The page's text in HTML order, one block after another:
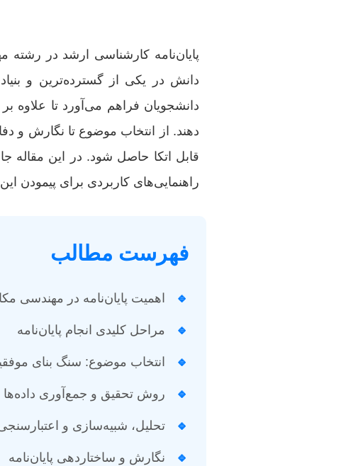
پایان‌نامه کارشناسی ارشد در رشته
دانش در یکی از گسترده‌ترین و
دانشجویان فراهم می‌آورد تا علاوه
دهند. از انتخاب موضوع تا نگارش و
قابل اتکا حاصل شود. در این مقاله
راهنمایی‌های کاربردی برای پیمودن
فهرست مطالب
🔹 اهمیت پایان‌نامه در مهندسی
🔹 مراحل کلیدی انجام پایان‌نامه
🔹 انتخاب موضوع: سنگ بنای
🔹 روش تحقیق و جمع‌آوری داده‌ها
🔹 تحلیل، شبیه‌سازی و
🔹 نگارش و ساختاردهی پایان‌نامه